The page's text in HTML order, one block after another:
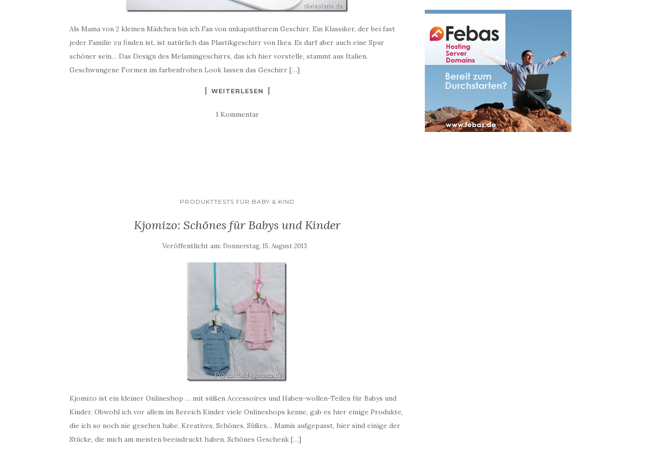
Als Mama von 2 kleinen Mädchen bin ich Fan von unkaputtbarem Geschirr. Ein Klassiker, der bei fast
jeder Familie zu finden ist, ist natürlich das Plastikgeschirr von Ikea. Es darf aber auch eine Spur
schöner sein… Das Design des Melamingeschirrs, das ich hier vorstelle, stammt aus Italien.
Geschwungene Formen im farbenfrohen Look lassen das Geschirr […]
WEITERLESEN
1 Kommentar
PRODUKTTESTS FÜR BABY & KIND
Kjomizo: Schönes für Babys und Kinder
Veröffentlicht am: Donnerstag, 15. August 2013
Kjomizo ist ein kleiner Onlineshop … mit süßen Accessoires und Haben-wollen-Teilen für Babys und
Kinder. Obwohl ich vor allem im Bereich Kinder viele Onlineshops kenne, gab es hier einige Produkte,
die ich so noch nie gesehen habe. Kreatives, Schönes, Süßes… Mamis aufgepasst, hier sind einige der
Stücke, die mich am meisten beeindruckt haben. Schönes Geschenk […]